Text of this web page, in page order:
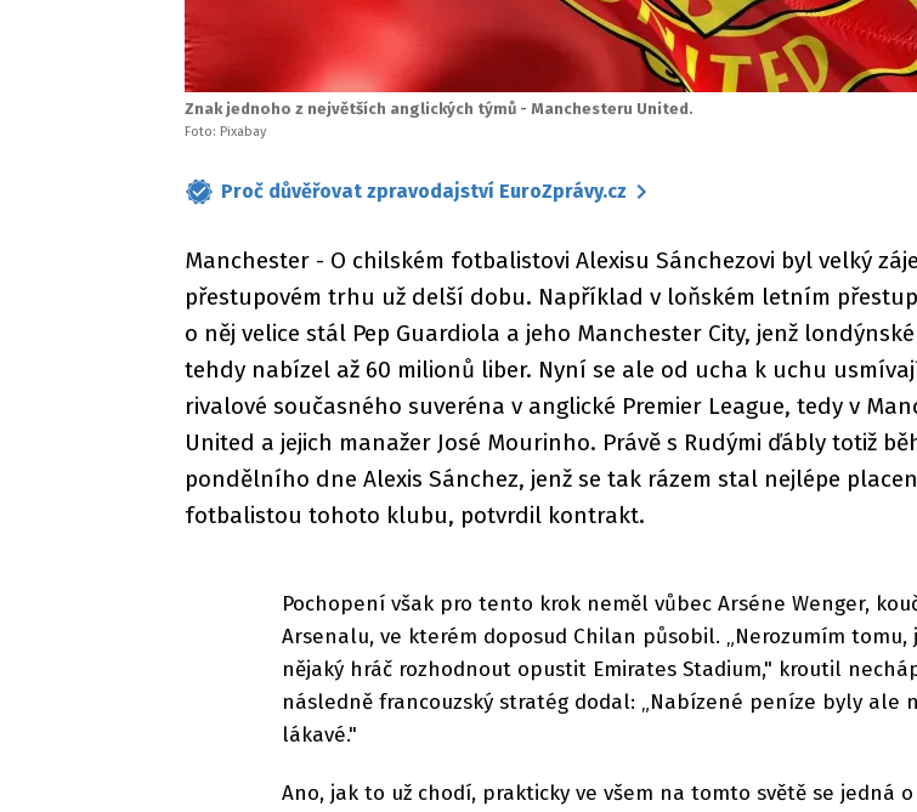
Znak jednoho z největších anglických týmů - Manchesteru United.
Foto: Pixabay
Proč důvěřovat zpravodajství EuroZprávy.cz
Manchester - O chilském fotbalistovi Alexisu Sánchezovi byl velký
přestupovém trhu už delší dobu. Například v loňském letním
o něj velice stál Pep Guardiola a jeho Manchester City, jenž
tehdy nabízel až 60 milionů liber. Nyní se ale od ucha k uchu
rivalové současného suveréna v anglické Premier League, tedy v
United a jejich manažer José Mourinho. Právě s Rudými ďábly totiž
pondělního dne Alexis Sánchez, jenž se tak rázem stal nejlépe
fotbalistou tohoto klubu, potvrdil kontrakt.
Pochopení však pro tento krok neměl vůbec Arséne Wenger,
Arsenalu, ve kterém doposud Chilan působil. „Nerozumím tomu,
nějaký hráč rozhodnout opustit Emirates Stadium," kroutil
následně francouzský stratég dodal: „Nabízené peníze byly ale
lákavé."
Ano, jak to už chodí, prakticky ve všem na tomto světě se jedná